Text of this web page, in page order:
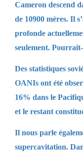
Cameron descend
de 10900 mères. Il
profonde
seulement.
Des statistiques
OANIs ont été
16% dans le
et le restant
Il nous parle
supercavitation.